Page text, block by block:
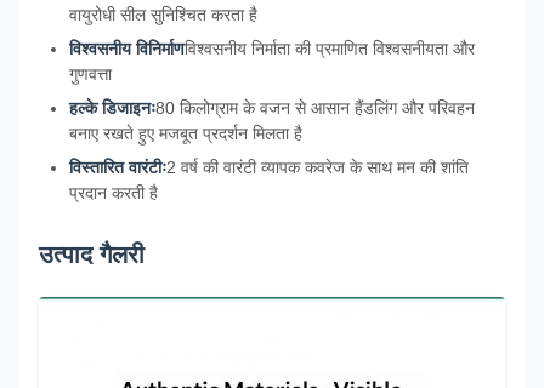
वायुरोधी सील सुनिश्चित करता है
विश्वसनीय विनिर्माणविश्वसनीय निर्माता की प्रमाणित विश्वसनीयता और
गुणवत्ता
हल्के डिजाइनः80 किलोग्राम के वजन से आसान हैंडलिंग और परिवहन
बनाए रखते हुए मजबूत प्रदर्शन मिलता है
विस्तारित वारंटीः2 वर्ष की वारंटी व्यापक कवरेज के साथ मन की शांति
प्रदान करती है
उत्पाद गैलरी